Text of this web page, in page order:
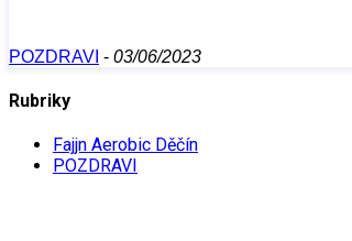
POZDRAVI - 03/06/2023
Rubriky
Fajjn Aerobic Děčín
POZDRAVI